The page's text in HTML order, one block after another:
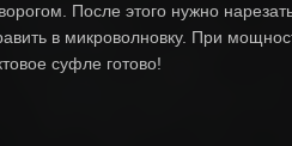
После этого нужно
в микроволновку. При
суфле готово!